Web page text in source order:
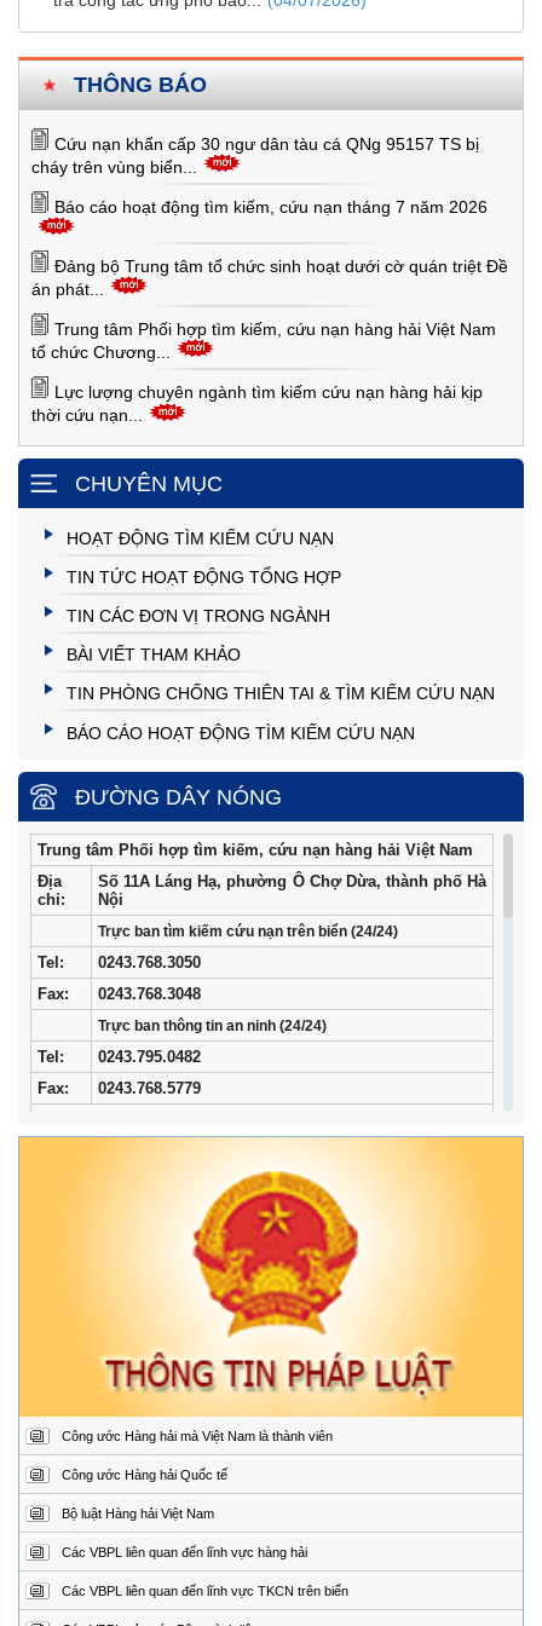
THÔNG BÁO
Cứu nạn khẩn cấp 30 ngư dân tàu cá QNg 95157 TS bị
cháy trên vùng biển...
Báo cáo hoạt động tìm kiếm, cứu nạn tháng 7 năm 2026
Đảng bộ Trung tâm tổ chức sinh hoạt dưới cờ quán triệt Đề
án phát...
Trung tâm Phối hợp tìm kiếm, cứu nạn hàng hải Việt Nam
tổ chức Chương...
Lực lượng chuyên ngành tìm kiếm cứu nạn hàng hải kịp
thời cứu nạn...
CHUYÊN MỤC
HOẠT ĐỘNG TÌM KIẾM CỨU NẠN
TIN TỨC HOẠT ĐỘNG TỔNG HỢP
TIN CÁC ĐƠN VỊ TRONG NGÀNH
BÀI VIẾT THAM KHẢO
TIN PHÒNG CHỐNG THIÊN TAI & TÌM KIẾM CỨU NẠN
BÁO CÁO HOẠT ĐỘNG TÌM KIẾM CỨU NẠN
ĐƯỜNG DÂY NÓNG
Trung tâm Phối hợp tìm kiếm, cứu nạn hàng hải Việt Nam
Địa
chỉ:
Số 11A Láng Hạ, phường Ô Chợ Dừa, thành phố Hà
Nội
Trực ban tìm kiếm cứu nạn trên biển (24/24)
Tel :
0243.768.3050
Fax:
0243.768.3048
Trực ban thông tin an ninh (24/24)
Tel:
0243.795.0482
Fax:
0243.768.5779
02253.759.508 (24/24h)
02253.759.507
Trung tâm Phối hợp tìm kiếm, cứu nạn hàng hải khu vực II
Đường Hoàng Sa, Phường Sơn Trà, thành phố Đà
02363.924.957 (24/24h)
Trung tâm Phối hợp tìm kiếm, cứu nạn hàng hải khu vực III
Địa
chỉ:
1151/45 Đường 30 tháng 4, Phường Phước Thắng,
thành phố Hồ Chí Minh.
Điện
thoại:
0254.3850.950 (24/24h)
Fax:
0254.3810.353
Trung tâm Phối hợp tìm kiếm, cứu nạn hàng hải khu vực IV
Công ước Hàng hải mà Việt Nam là thành viên
Công ước Hàng hải Quốc tế
Bộ luật Hàng hải Việt Nam
Các VBPL liên quan đến lĩnh vực hàng hải
Các VBPL liên quan đến lĩnh vực TKCN trên biển